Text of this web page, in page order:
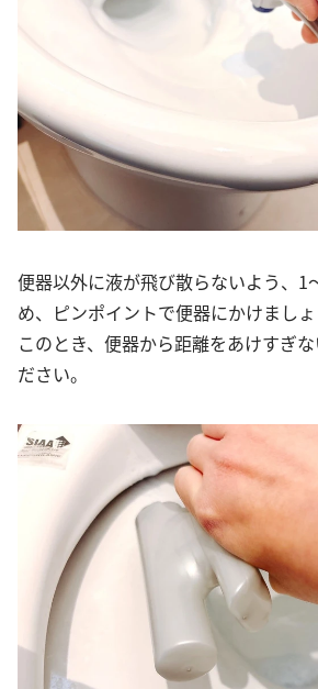
便器以外に液が飛び散らないよう、1
め、ピンポイントで便器にかけましょ
このとき、便器から距離をあけすぎ
ださい。